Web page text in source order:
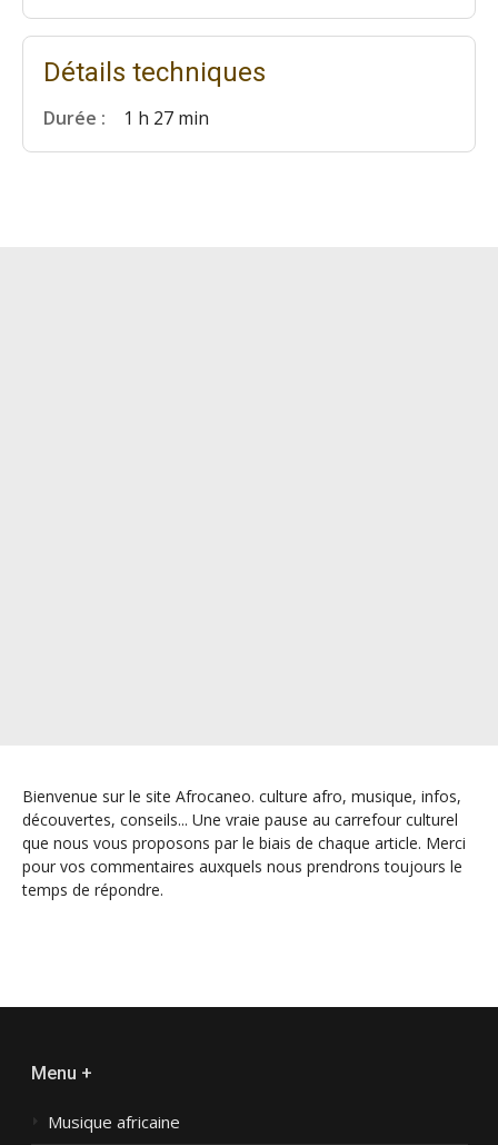
Détails techniques
Durée : 1 h 27 min
Bienvenue sur le site Afrocaneo. culture afro, musique, infos,
découvertes, conseils... Une vraie pause au carrefour culturel
que nous vous proposons par le biais de chaque article. Merci
pour vos commentaires auxquels nous prendrons toujours le
temps de répondre.
Menu +
Musique africaine